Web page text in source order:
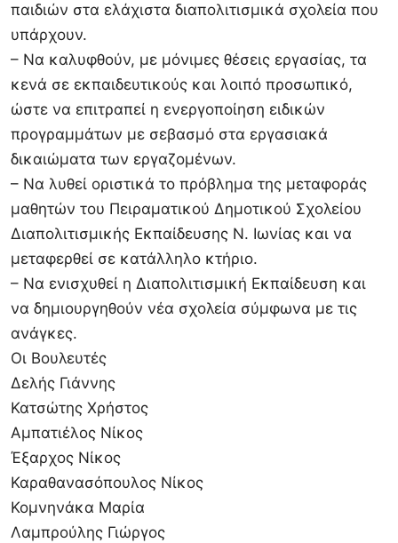
παιδιών στα ελάχιστα διαπολιτισμικά σχολεία που
υπάρχουν.
– Να καλυφθούν, με μόνιμες θέσεις εργασίας, τα
κενά σε εκπαιδευτικούς και λοιπό προσωπικό,
ώστε να επιτραπεί η ενεργοποίηση ειδικών
προγραμμάτων με σεβασμό στα εργασιακά
δικαιώματα των εργαζομένων.
– Να λυθεί οριστικά το πρόβλημα της μεταφοράς
μαθητών του Πειραματικού Δημοτικού Σχολείου
Διαπολιτισμικής Εκπαίδευσης Ν. Ιωνίας και να
μεταφερθεί σε κατάλληλο κτήριο.
– Να ενισχυθεί η Διαπολιτισμική Εκπαίδευση και
να δημιουργηθούν νέα σχολεία σύμφωνα με τις
ανάγκες.
Οι Βουλευτές
Δελής Γιάννης
Κατσώτης Χρήστος
Αμπατιέλος Νίκος
Έξαρχος Νίκος
Καραθανασόπουλος Νίκος
Κομνηνάκα Μαρία
Λαμπρούλης Γιώργος